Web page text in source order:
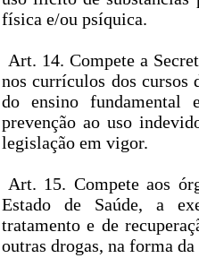
física e/ou psíquica.
Art. 14. Compete a
nos currículos dos cursos
do ensino fundamental
prevenção ao uso
legislação em vigor.
Art. 15. Compete aos
Estado de Saúde, a
tratamento e de
outras drogas, na forma